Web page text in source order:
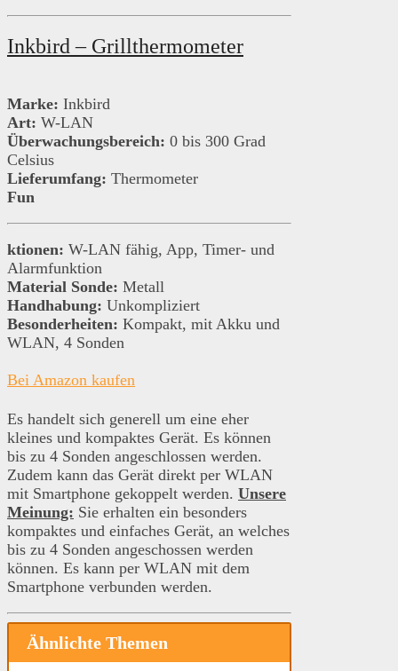
Inkbird – Grillthermometer
Marke: Inkbird
Art: W-LAN
Überwachungsbereich: 0 bis 300 Grad
Celsius
Lieferumfang: Thermometer
Fun
ktionen: W-LAN fähig, App, Timer- und
Alarmfunktion
Material Sonde: Metall
Handhabung: Unkompliziert
Besonderheiten: Kompakt, mit Akku und
WLAN, 4 Sonden
Bei Amazon kaufen
Es handelt sich generell um eine eher
kleines und kompaktes Gerät. Es können
bis zu 4 Sonden angeschlossen werden.
Zudem kann das Gerät direkt per WLAN
mit Smartphone gekoppelt werden. Unsere
Meinung: Sie erhalten ein besonders
kompaktes und einfaches Gerät, an welches
bis zu 4 Sonden angeschossen werden
können. Es kann per WLAN mit dem
Smartphone verbunden werden.
Ähnlichte Themen